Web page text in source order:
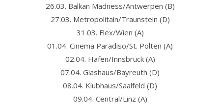
26.03. Balkan Madness/Antwerpen (B)
27.03. Metropolitain/Traunstein (D)
31.03. Flex/Wien (A)
01.04. Cinema Paradiso/St. Pölten (A)
02.04. Hafen/Innsbruck (A)
07.04. Glashaus/Bayreuth (D)
08.04. Klubhaus/Saalfeld (D)
09.04. Central/Linz (A)